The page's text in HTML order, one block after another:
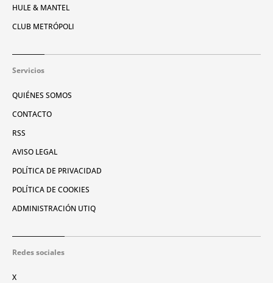
HULE & MANTEL
CLUB METRÓPOLI
Servicios
QUIÉNES SOMOS
CONTACTO
RSS
AVISO LEGAL
POLÍTICA DE PRIVACIDAD
POLÍTICA DE COOKIES
ADMINISTRACIÓN UTIQ
Redes sociales
X